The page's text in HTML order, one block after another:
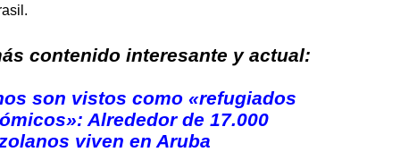
contenido interesante y actual:
son vistos como «refugiados
Alrededor de 17.000
viven en Aruba